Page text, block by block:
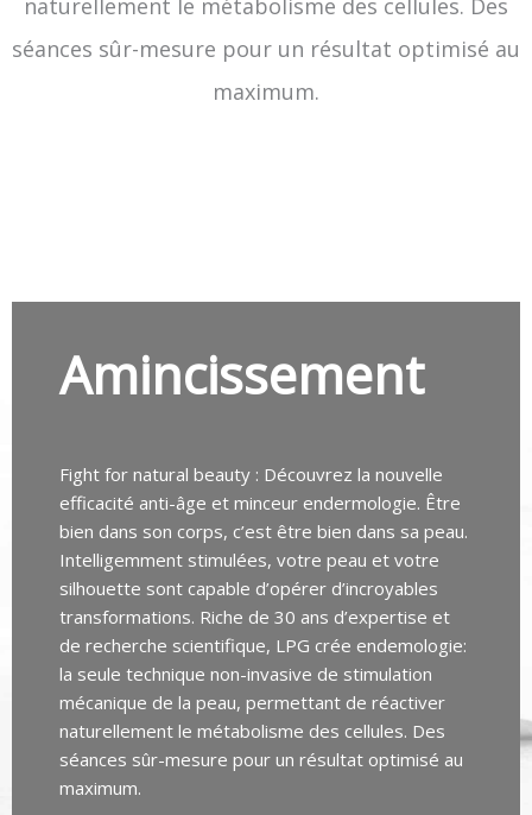
naturellement le métabolisme des cellules. Des
séances sûr-mesure pour un résultat optimisé au
maximum.
Amincissement
Fight for natural beauty : Découvrez la nouvelle
efficacité anti-âge et minceur endermologie. Être
bien dans son corps, c’est être bien dans sa peau.
Intelligemment stimulées, votre peau et votre
silhouette sont capable d’opérer d’incroyables
transformations. Riche de 30 ans d’expertise et
de recherche scientifique, LPG crée endemologie:
la seule technique non-invasive de stimulation
mécanique de la peau, permettant de réactiver
naturellement le métabolisme des cellules. Des
séances sûr-mesure pour un résultat optimisé au
maximum.